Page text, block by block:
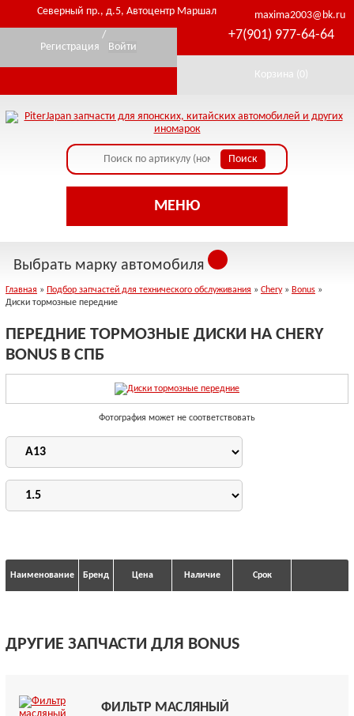
Северный пр., д.5, Автоцентр Маршал maxima2003@bk.ru
+7(901) 977-64-64
Регистрация
/
Войти
Корзина (0)
МЕНЮ
Выбрать марку автомобиля
Главная » Подбор запчастей для технического обслуживания » Chery» Bonus »
Диски тормозные передние
ПЕРЕДНИЕ ТОРМОЗНЫЕ ДИСКИ НА CHERY
BONUS В СПБ
Фотография может не соответствовать
Наименование Бренд Цена Наличие Срок
ДРУГИЕ ЗАПЧАСТИ ДЛЯ BONUS
ФИЛЬТР МАСЛЯНЫЙ